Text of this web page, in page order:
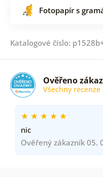
Fotopapír s
Katalogové číslo:
Ověřeno
Všechny recenze
nic
Ověřený zákazník 05.